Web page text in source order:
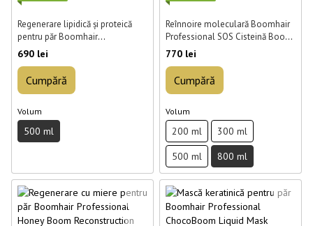
Regenerare lipidică și proteică
pentru păr Boomhair
Professional HydroBoom
690 lei
Cumpără
Volum
500 ml
Reînnoire moleculară Boomhair
Professional SOS Cisteină Boost
pentru păr 800 ml
770 lei
Cumpără
Volum
200 ml
300 ml
500 ml
800 ml